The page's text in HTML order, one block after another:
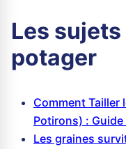
Les
potager
Comment Tailler
Potirons) :
Les graines